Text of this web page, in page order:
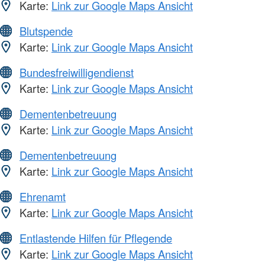
Karte: Link zur Google Maps Ansicht
Blutspende
Karte: Link zur Google Maps Ansicht
Bundesfreiwilligendienst
Karte: Link zur Google Maps Ansicht
Dementenbetreuung
Karte: Link zur Google Maps Ansicht
Dementenbetreuung
Karte: Link zur Google Maps Ansicht
Ehrenamt
Karte: Link zur Google Maps Ansicht
Entlastende Hilfen für Pflegende
Karte: Link zur Google Maps Ansicht